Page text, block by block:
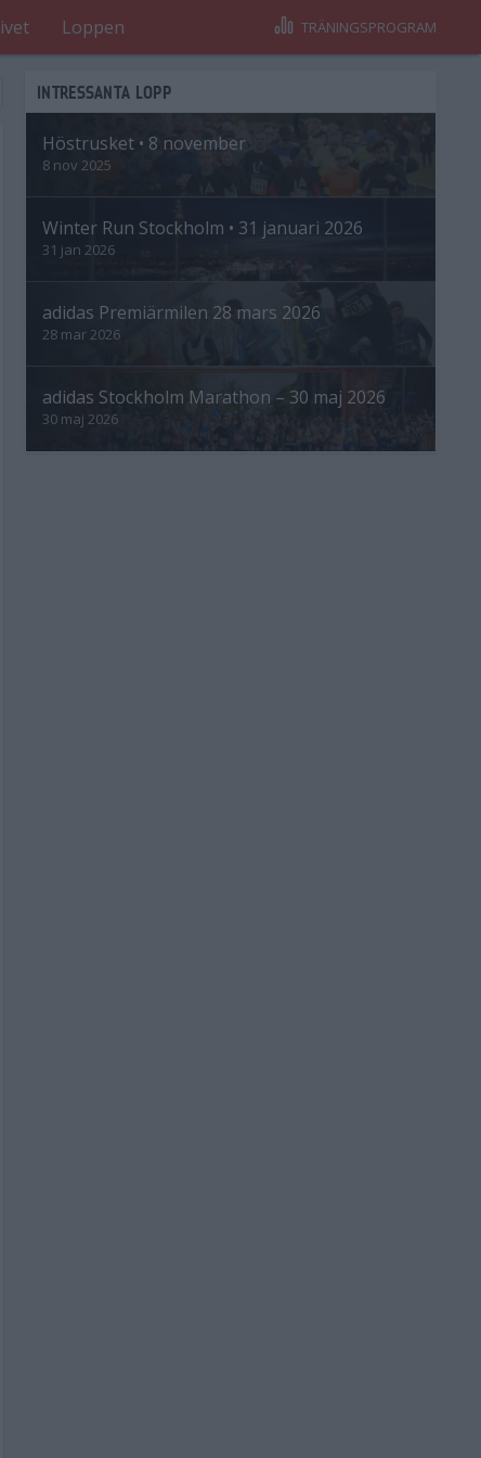
Loppen TRÄNINGSPROGRAM
INTRESSANTA LOPP
Höstrusket • 8 november
8 nov 2025
Winter Run Stockholm • 31 januari 2026
31 jan 2026
adidas Premiärmilen 28 mars 2026
28 mar 2026
adidas Stockholm Marathon – 30 maj 2026
30 maj 2026